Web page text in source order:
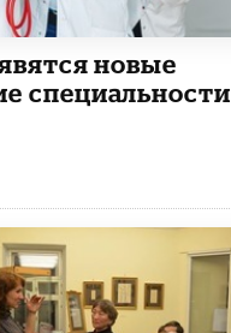
новые
специальности